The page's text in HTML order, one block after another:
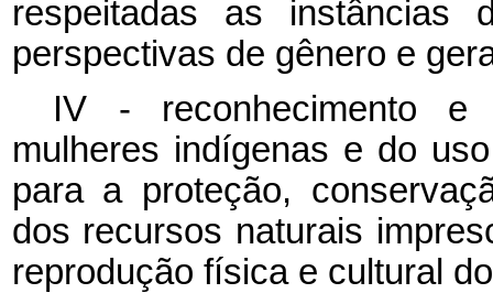
respeitadas as instâncias
perspectivas de gênero e
IV - reconhecimento e
mulheres indígenas e do
para a proteção,
dos recursos naturais
reprodução física e cultural